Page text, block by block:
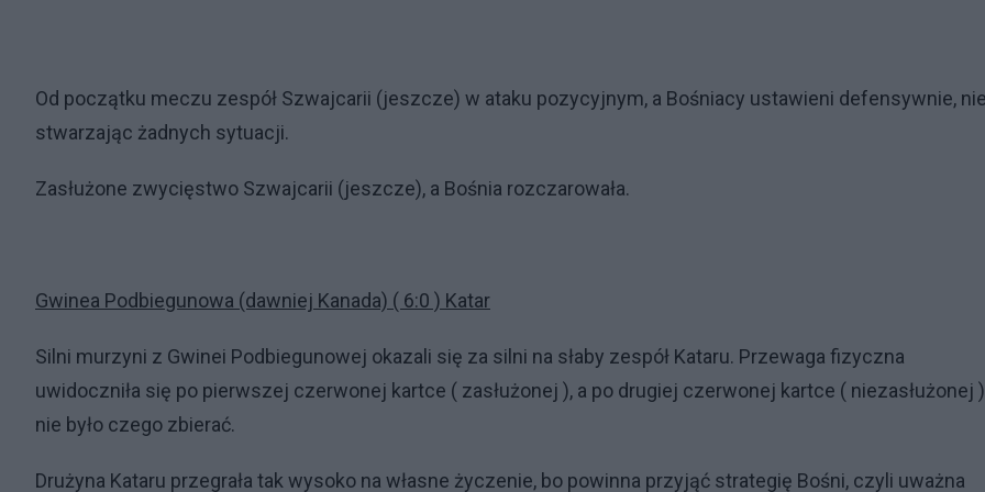
Od początku meczu zespół Szwajcarii (jeszcze) w ataku pozycyjnym, a Bośniacy ustawieni defensywnie,
stwarzając żadnych sytuacji.
Zasłużone zwycięstwo Szwajcarii (jeszcze), a Bośnia rozczarowała.
Gwinea Podbiegunowa (dawniej Kanada) ( 6:0 ) Katar
Silni murzyni z Gwinei Podbiegunowej okazali się za silni na słaby zespół Kataru. Przewaga fizyczna
uwidoczniła się po pierwszej czerwonej kartce ( zasłużonej ), a po drugiej czerwonej kartce ( niezasłużonej )
nie było czego zbierać.
Drużyna Kataru przegrała tak wysoko na własne życzenie, bo powinna przyjąć strategię Bośni, czyli uważna